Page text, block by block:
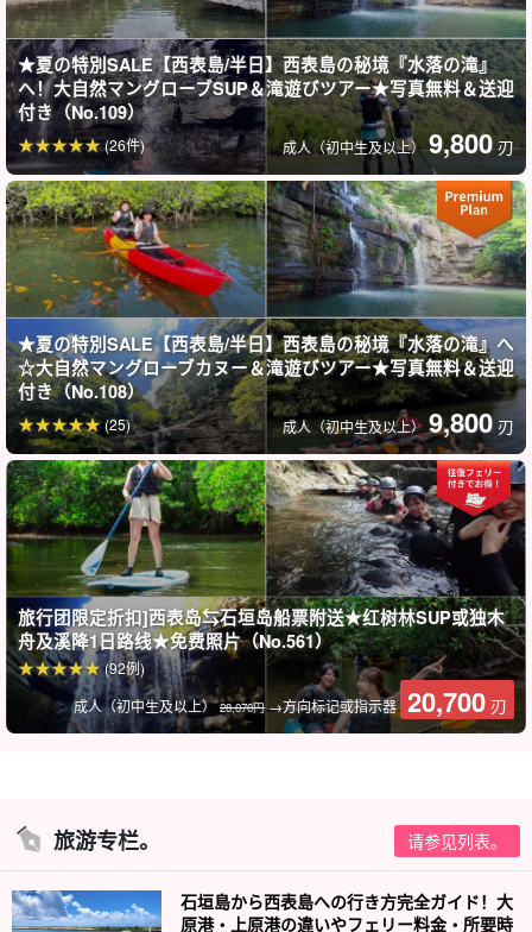
浜港乘船或独木舟前往、虽然面积不大，但其隐蔽性却非常突出。
在瀑布后面划独木舟或向瀑布冲去，乐趣无穷！
儿童和初学者均可安全参与☆。
进入海滩浮潜
浮潜可以让您观察到色彩斑斓的珊瑚和漂亮的热带鱼！
从海滩进入，初学者和儿童都可以安全地参与。
★夏の特別SALE【西表島/半日】西表島の秘境『水落の滝』
へ！大自然マングローブSUP＆滝遊びツアー★写真無料＆送迎
付き（No.109）
成人（初中生及以上）9,800 刃
(26件)
★夏の特別SALE【西表島/半日】西表島の秘境『水落の滝』へ
☆大自然マングローブカヌー＆滝遊びツアー★写真無料＆送迎
付き（No.108）
成人（初中生及以上）9,800 刃
(25)
旅行团限定折扣]西表岛⇆石垣岛船票附送★红树林SUP或独木
舟及溪降1日路线★免费照片（No.561）
成人（初中生及以上）28,070円→方向标记或指示器 20,700 刃
(92例)
旅游专栏。 请参见列表。
石垣島から西表島への行き方完全ガイド！大
原港・上原港の違いやフェリー料金・所要時